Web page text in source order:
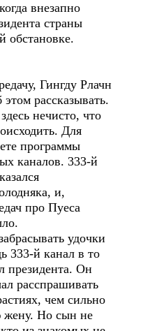
внезапно
страны
обстановке.
Гингду Рлачн
рассказывать.
нечисто, что
Для
программы
каналов. 333-й
и,
про Пуеса
удочки
333-й канал в то
президента. Он
расспрашивать
чем сильно
Но сын не